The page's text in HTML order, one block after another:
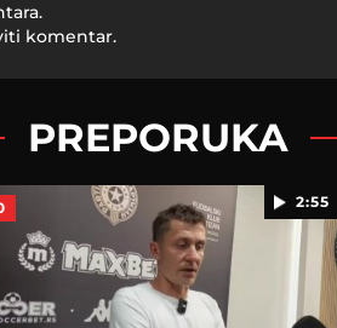
komentar.
PREPORUKA
2:55